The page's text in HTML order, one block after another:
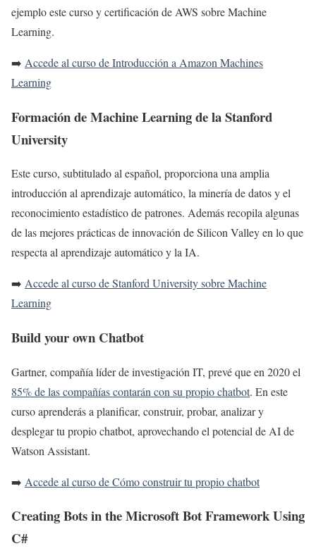
ejemplo este curso y certificación de AWS sobre Machine
Learning.
➡️ Accede al curso de Introducción a Amazon Machines
Learning
Formación de Machine Learning de la Stanford
University
Este curso, subtitulado al español, proporciona una amplia
introducción al aprendizaje automático, la minería de datos y el
reconocimiento estadístico de patrones. Además recopila algunas
de las mejores prácticas de innovación de Silicon Valley en lo que
respecta al aprendizaje automático y la IA.
➡️ Accede al curso de Stanford University sobre Machine
Learning
Build your own Chatbot
Gartner, compañía líder de investigación IT, prevé que en 2020 el
85% de las compañías contarán con su propio chatbot. En este
curso aprenderás a planificar, construir, probar, analizar y
desplegar tu propio chatbot, aprovechando el potencial de AI de
Watson Assistant.
➡️ Accede al curso de Cómo construir tu propio chatbot
Creating Bots in the Microsoft Bot Framework Using
C#